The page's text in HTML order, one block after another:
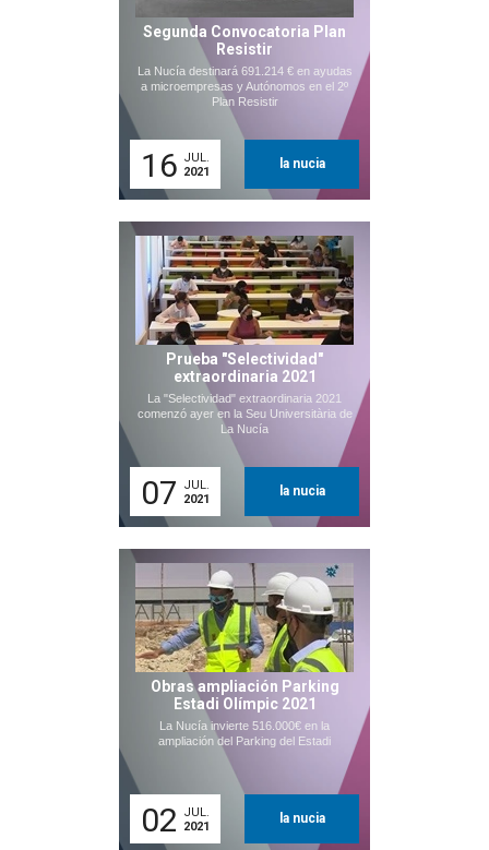
Segunda Convocatoria Plan
Resistir
La Nucía destinará 691.214 € en ayudas
a microempresas y Autónomos en el 2º
Plan Resistir
16 JUL.
2021
la nucia
Prueba "Selectividad"
extraordinaria 2021
La "Selectividad" extraordinaria 2021
comenzó ayer en la Seu Universitària de
La Nucía
07
JUL.
2021
la nucia
Obras ampliación Parking
Estadi Olímpic 2021
La Nucía invierte 516.000€ en la
ampliación del Parking del Estadi
02
JUL.
2021
la nucia